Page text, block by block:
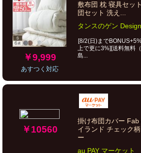
￥9,999
あすつく対応
敷布団 枕 寝具セッ
団セット 洗え...
タンスのゲン
[8/2(日)まで
上で更に3%][送料無料
島...
￥10560
掛け布団カバー
イランド チェック
ー
au PAY マーケット